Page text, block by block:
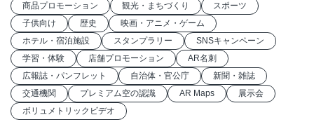
商品プロモーション
観光・まちづくり
スポーツ
子供向け
歴史
映画・アニメ・ゲーム
ホテル・宿泊施設
スタンプラリー
SNSキャンペーン
学習・体験
店舗プロモーション
AR名刺
広報誌・パンフレット
自治体・官公庁
新聞・雑誌
交通機関
プレミアム空の認識 AR Maps
展示会
ボリュメトリックビデオ